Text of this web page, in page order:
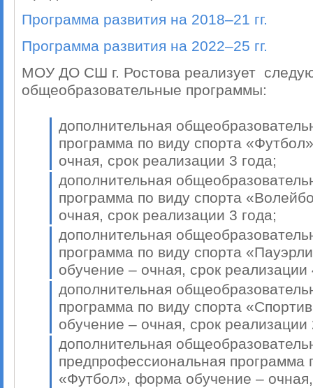
Программа развития на 2018–21 гг.
Программа развития на 2022–25 гг.
МОУ ДО СШ г. Ростова реализует
общеобразовательные программы:
дополнительная
программа по виду спорта
очная, срок реализации 3 года;
дополнительная
программа по виду спорта
очная, срок реализации 3 года;
дополнительная
программа по виду спорта
обучение – очная, срок реализации
дополнительная
программа по виду спорта
обучение – очная, срок реализации
дополнительная
предпрофессиональная программа
«Футбол», форма обучение –